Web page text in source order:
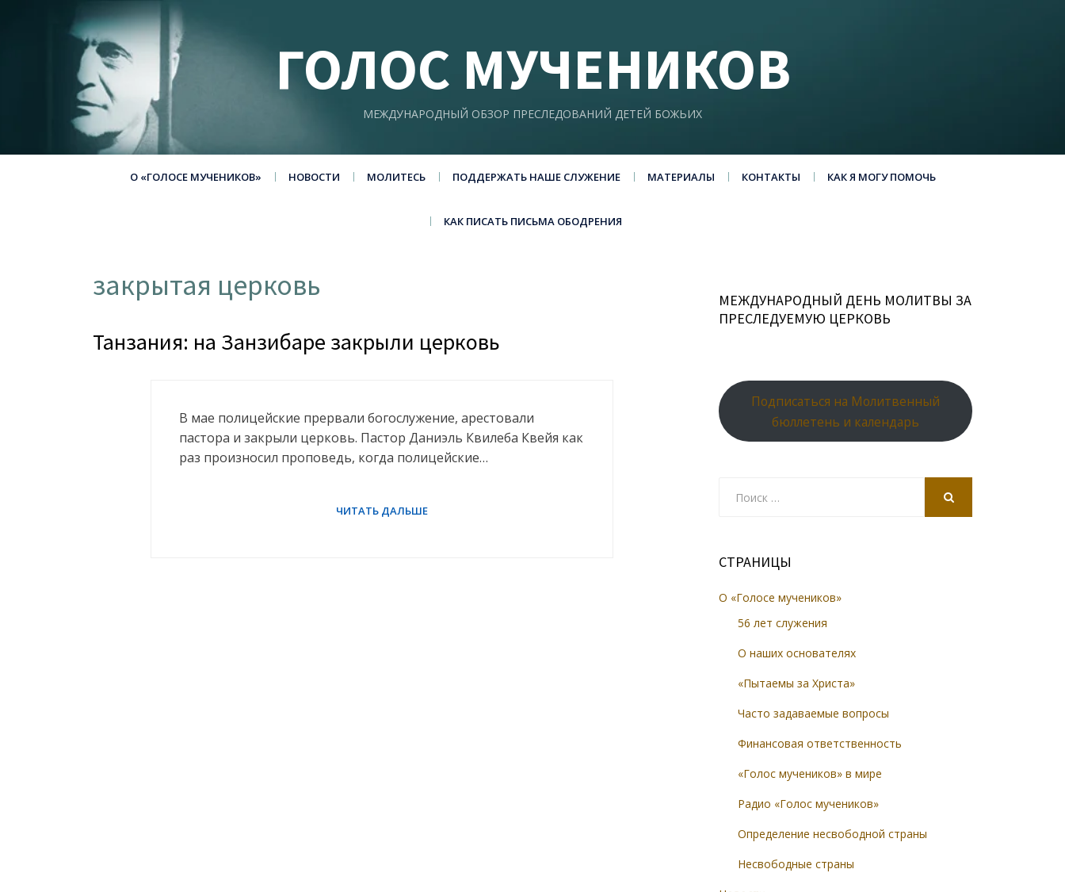
ГОЛОС МУЧЕНИКОВ
МЕЖДУНАРОДНЫЙ ОБЗОР ПРЕСЛЕДОВАНИЙ ДЕТЕЙ БОЖЬИХ
О «ГОЛОСЕ МУЧЕНИКОВ» НОВОСТИ МОЛИТЕСЬ ПОДДЕРЖАТЬ НАШЕ СЛУЖЕНИЕ МАТЕРИАЛЫ КОНТАКТЫ КАК Я МОГУ ПОМОЧЬ
КАК ПИСАТЬ ПИСЬМА ОБОДРЕНИЯ
закрытая церковь
Танзания: на Занзибаре закрыли церковь
В мае полицейские прервали богослужение, арестовали
пастора и закрыли церковь. Пастор Даниэль Квилеба Квейя как
раз произносил проповедь, когда полицейские…
МЕЖДУНАРОДНЫЙ ДЕНЬ МОЛИТВЫ ЗА
ПРЕСЛЕДУЕМУЮ ЦЕРКОВЬ
Подписаться на Молитвенный
бюллетень и календарь
СТРАНИЦЫ
О «Голосе мучеников»
56 лет служения
О наших основателях
«Пытаемы за Христа»
Часто задаваемые вопросы
Финансовая ответственность
«Голос мучеников» в мире
Радио «Голос мучеников»
Определение несвободной страны
Несвободные страны